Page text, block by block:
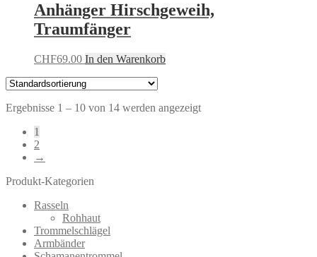
Anhänger Hirschgeweih,
Traumfänger
CHF69.00 In den Warenkorb
Ergebnisse 1 – 10 von 14 werden angezeigt
1
2
→
Produkt-Kategorien
Rasseln
Rohhaut
Trommelschlägel
Armbänder